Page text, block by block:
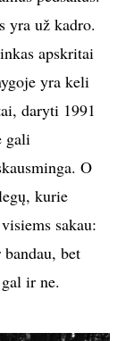
kitaip
žmones,
kelis
pėdsakus.
už kadro.
apskritai
yra keli
daryti 1991